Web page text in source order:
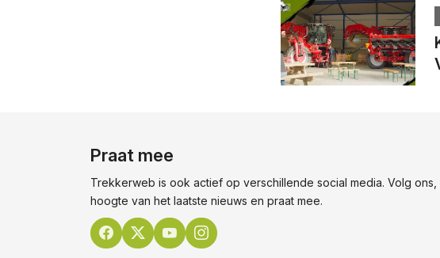
Praat mee
Trekkerweb is ook actief op verschillende social media. Volg
hoogte van het laatste nieuws en praat mee.